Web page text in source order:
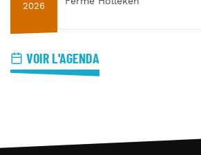
2026
VOIR L'AGENDA